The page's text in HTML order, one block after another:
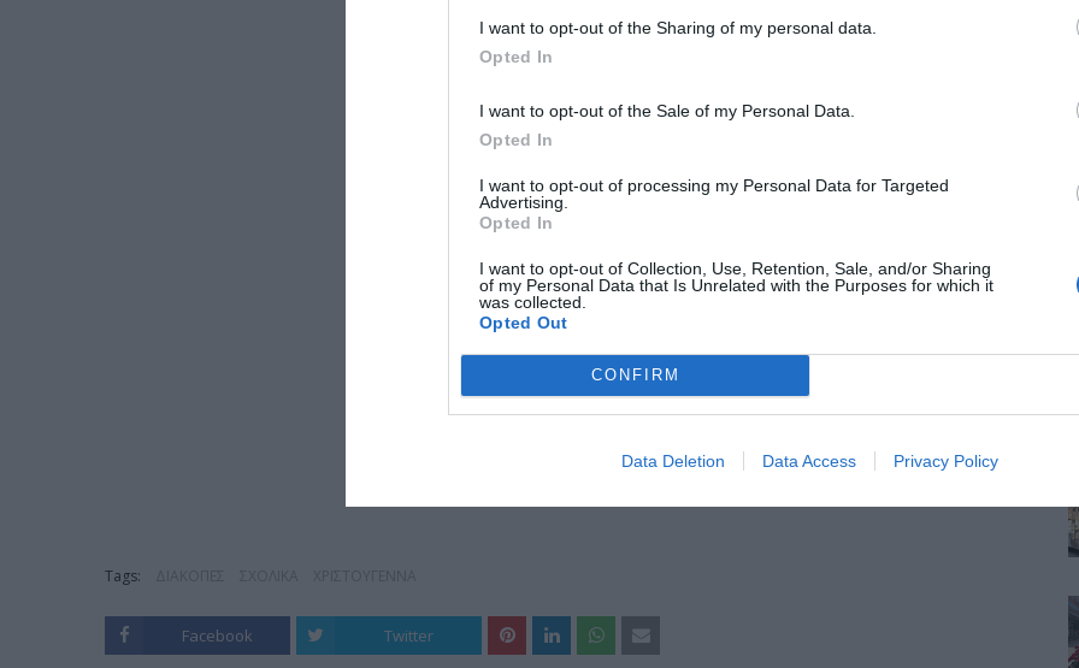
I want to opt-out of the Sharing of my personal data.
Opted In
I want to opt-out of the Sale of my Personal Data.
Opted In
I want to opt-out of processing my Personal Data for Targeted
Advertising.
Opted In
I want to opt-out of Collection, Use, Retention, Sale, and/or Sharing
of my Personal Data that Is Unrelated with the Purposes for which it
was collected.
Opted Out
CONFIRM
Data Deletion Data Access Privacy Policy
Tags:
Facebook Twitter